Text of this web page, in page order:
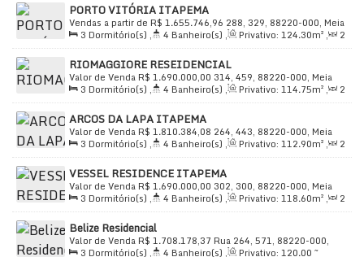
PORTO VITÓRIA ITAPEMA
R$ 1.655.746,96
Vendas a partir de
288, 329, 88220-000, Meia
Praia, Itapema, Santa Catarina, Brasil
3 Dormitório(s) , 4 Banheiro(s) , Privativo: 124.30m² ,
2
Sala(s) , 3Suíte(s) , Total:225.00m² , 2Vaga(s) ,
Útil:
124.30m²
RIOMAGGIORE RESEIDENCIAL
R$ 1.690.000,00
Valor de Venda
314, 459, 88220-000, Meia
Praia, Itapema, Santa Catarina, Brasil
3 Dormitório(s) , 4 Banheiro(s) , Privativo: 114.75m² ,
2
Sala(s) , 3Suíte(s) , Total:156.90m² , 2Vaga(s) ,
650m
Distância do Mar, Útil:114.75
ARCOS DA LAPA ITAPEMA
R$ 1.810.384,08
Valor de Venda
264, 443, 88220-000, Meia
Praia, Itapema, Santa Catarina, Brasil
3 Dormitório(s) , 4 Banheiro(s) , Privativo: 112.90m² ,
2
Sala(s) , 3Suíte(s) , Total:185.00m² , 2Vaga(s) ,
Útil:
112.90m²
VESSEL RESIDENCE ITAPEMA
R$ 1.690.000,00
Valor de Venda
302, 300, 88220-000, Meia
Praia, Itapema, Santa Catarina, Brasil
3 Dormitório(s) , 4 Banheiro(s) , Privativo: 118.60m² ,
2
Sala(s) , 3Suíte(s) , Total:208.00m² , 2Vaga(s) ,
500m
Distância do Mar,
Belize Residencial
R$ 1.708.178,37
Valor de Venda
Rua 264, 571, 88220-000,
3 Dormitório(s) , 4 Banheiro(s) , Privativo: 120.00 ~